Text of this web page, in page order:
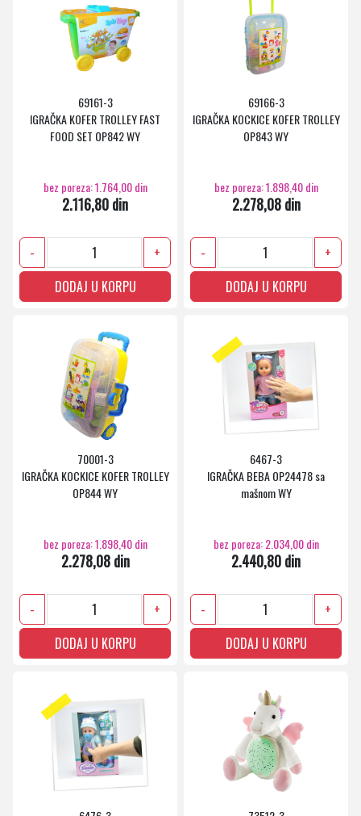
69161-3
IGRAČKA KOFER TROLLEY FAST
FOOD SET OP842 WY
bez poreza: 1.764,00 din
2.116,80 din
-
+
DODAJ U KORPU
69166-3
IGRAČKA KOCKICE KOFER TROLLEY
OP843 WY
bez poreza: 1.898,40 din
2.278,08 din
-
+
DODAJ U KORPU
70001-3
IGRAČKA KOCKICE KOFER TROLLEY
OP844 WY
bez poreza: 1.898,40 din
2.278,08 din
-
+
DODAJ U KORPU
6467-3
IGRAČKA BEBA OP24478 sa
mašnom WY
bez poreza: 2.034,00 din
2.440,80 din
-
+
DODAJ U KORPU